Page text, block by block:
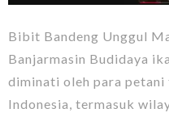
Bibit Bandeng Unggul
Banjarmasin Budidaya
diminati oleh para
Indonesia, termasuk